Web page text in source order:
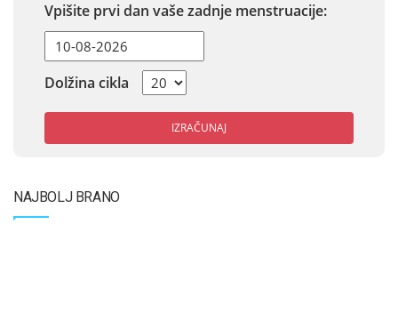
Vpišite prvi dan vaše zadnje menstruacije:
Dolžina cikla
IZRAČUNAJ
NAJBOLJ BRANO